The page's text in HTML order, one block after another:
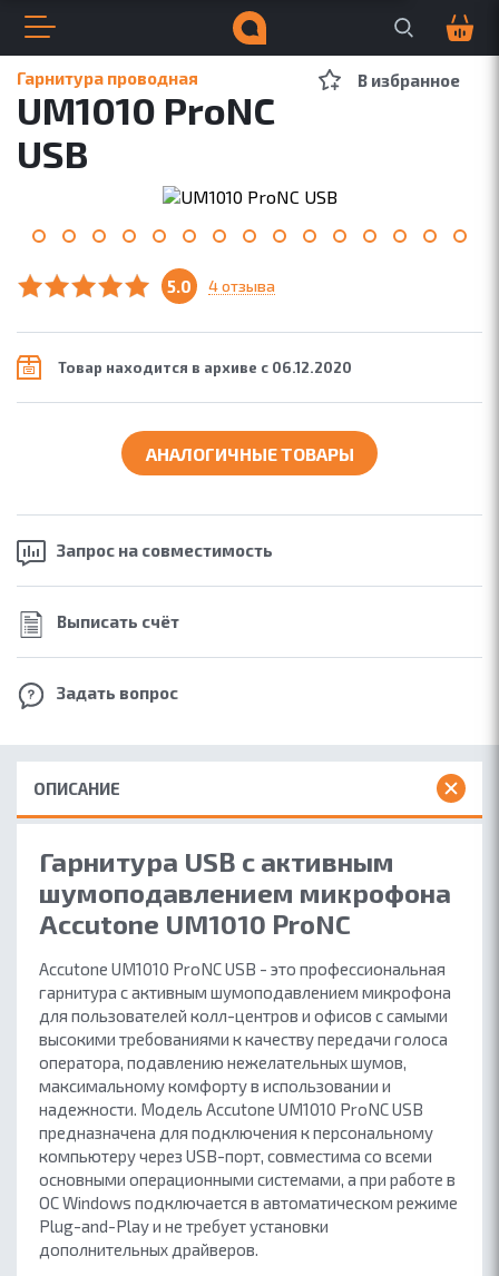
ASP
Открыть меню
Поиск по сайту
Всплывающее меню
Навигация по сайту
ДЛЯ БИЗНЕСА
Закрыть меню
Гарнитура проводная
UM1010 ProNC
USB
В избранное
5.0 4 отзыва
Товар находится в архиве с 06.12.2020
АНАЛОГИЧНЫЕ ТОВАРЫ
Запрос на совместимость
Выписать счёт
Задать вопрос
ОПИСАНИЕ
Гарнитура USB с активным
шумоподавлением микрофона
Accutone UM1010 ProNC
Accutone UM1010 ProNC USB - это профессиональная
гарнитура с активным шумоподавлением микрофона
для пользователей колл-центров и офисов с самыми
высокими требованиями к качеству передачи голоса
оператора, подавлению нежелательных шумов,
максимальному комфорту в использовании и
надежности. Модель Accutone UM1010 ProNC USB
предназначена для подключения к персональному
компьютеру через USB-порт, совместима со всеми
основными операционными системами, а при работе в
ОС Windows подключается в автоматическом режиме
Plug-and-Play и не требует установки
дополнительных драйверов.